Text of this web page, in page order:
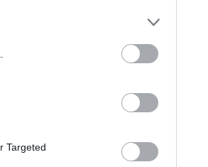
Targeted
σύντομα